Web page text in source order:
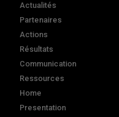
Actualités
Partenaires
Actions
Résultats
Communication
Ressources
Home
Presentation